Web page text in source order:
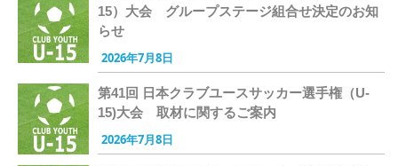
15）大会 グループステージ組合せ決定のお知
らせ
2026年7月8日
第41回 日本クラブユースサッカー選手権（U-
15)大会 取材に関するご案内
2026年7月8日